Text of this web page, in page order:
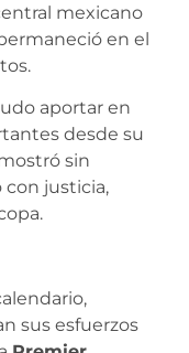
mexicano
en el
aportar en
desde su
sin
justicia,
sus esfuerzos